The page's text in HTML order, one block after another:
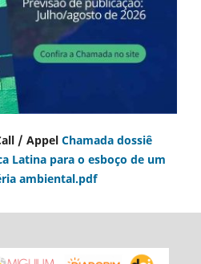
/ Appel Chamada dossiê
Latina para o esboço de um
ambiental.pdf